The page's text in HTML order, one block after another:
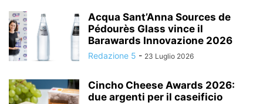
Acqua Sant’Anna Sources de
Pédourès Glass vince il
Barawards Innovazione 2026
Redazione 5 - 23 Luglio 2026
Cincho Cheese Awards 2026:
due argenti per il caseificio